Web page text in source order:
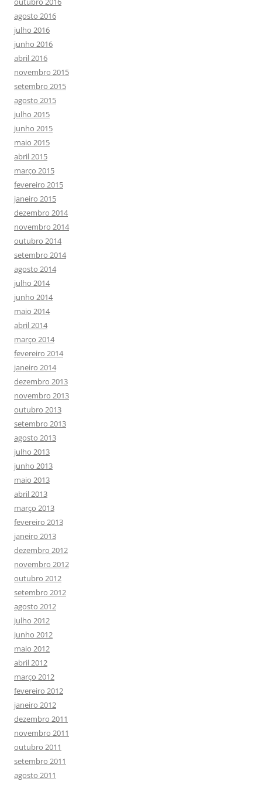
agosto 2016
julho 2016
junho 2016
abril 2016
novembro 2015
setembro 2015
agosto 2015
julho 2015
junho 2015
maio 2015
abril 2015
março 2015
fevereiro 2015
janeiro 2015
dezembro 2014
novembro 2014
outubro 2014
setembro 2014
agosto 2014
julho 2014
junho 2014
maio 2014
abril 2014
março 2014
fevereiro 2014
janeiro 2014
dezembro 2013
novembro 2013
outubro 2013
setembro 2013
agosto 2013
julho 2013
junho 2013
maio 2013
abril 2013
março 2013
fevereiro 2013
janeiro 2013
dezembro 2012
novembro 2012
outubro 2012
setembro 2012
agosto 2012
julho 2012
junho 2012
maio 2012
abril 2012
março 2012
fevereiro 2012
janeiro 2012
dezembro 2011
novembro 2011
outubro 2011
setembro 2011
agosto 2011